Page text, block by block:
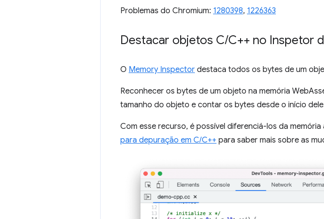
Problemas do Chromium: 1280398, 1226363
Destacar objetos C/C++ no Inspetor
O Memory Inspector destaca todos os bytes de um
Reconhecer os bytes de um objeto na memória
tamanho do objeto e contar os bytes desde o início
Com esse recurso, é possível diferenciá-los da
para depuração em C/C++ para saber mais sobre as